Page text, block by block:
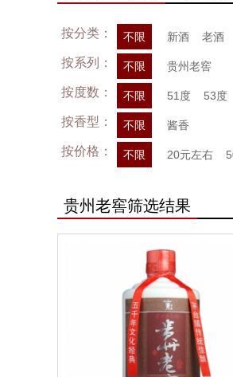
按分类： 不限 新酒 老酒
按系列： 不限 贵州老窖
按度数： 不限 51度 53度
按香型： 不限 酱香
按价格： 不限 20元左右
贵州老窖筛选结果